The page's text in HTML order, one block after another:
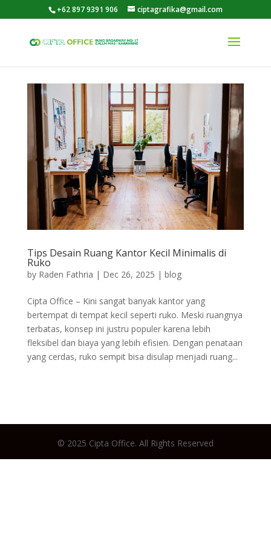
+62 897 9391 906 ciptagrafika@gmail.com
Tips Desain Ruang Kantor Kecil Minimalis di
Ruko
by Raden Fathria | Dec 26, 2025 | blog
Cipta Office – Kini sangat banyak kantor yang
bertempat di tempat kecil seperti ruko. Meski ruangnya
terbatas, konsep ini justru populer karena lebih
fleksibel dan biaya yang lebih efisien. Dengan penataan
yang cerdas, ruko sempit bisa disulap menjadi ruang...
© 2025 Cipta Office. All Rights Reserved